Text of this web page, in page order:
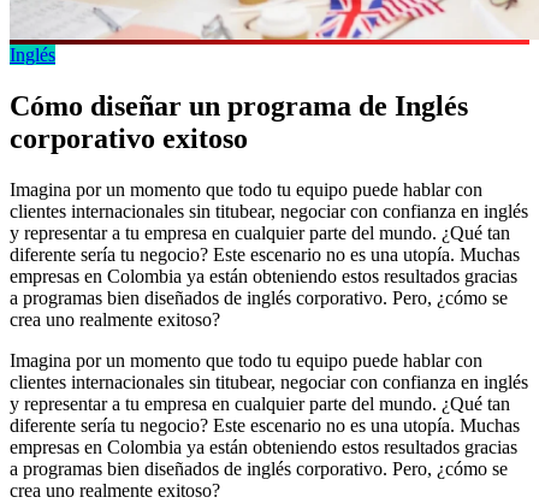
Inglés
Cómo diseñar un programa de Inglés
corporativo exitoso
Imagina por un momento que todo tu equipo puede hablar con
clientes internacionales sin titubear, negociar con confianza en inglés
y representar a tu empresa en cualquier parte del mundo. ¿Qué tan
diferente sería tu negocio? Este escenario no es una utopía. Muchas
empresas en Colombia ya están obteniendo estos resultados gracias
a programas bien diseñados de inglés corporativo. Pero, ¿cómo se
crea uno realmente exitoso?
Imagina por un momento que todo tu equipo puede hablar con
clientes internacionales sin titubear, negociar con confianza en inglés
y representar a tu empresa en cualquier parte del mundo. ¿Qué tan
diferente sería tu negocio? Este escenario no es una utopía. Muchas
empresas en Colombia ya están obteniendo estos resultados gracias
a programas bien diseñados de inglés corporativo. Pero, ¿cómo se
crea uno realmente exitoso?